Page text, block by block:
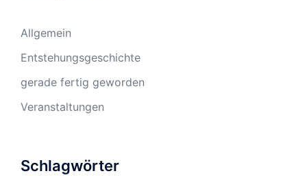
Allgemein
Entstehungsgeschichte
gerade fertig geworden
Veranstaltungen
Schlagwörter